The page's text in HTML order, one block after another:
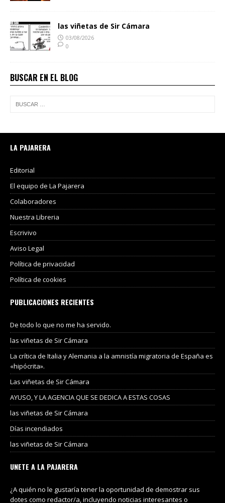
las viñetas de Sir Cámara
03/08/2026
0
BUSCAR EN EL BLOG
LA PAJARERA
Editorial
El equipo de La Pajarera
Colaboradores
Nuestra Libreria
Escrivivo
Aviso Legal
Política de privacidad
Política de cookies
PUBLICACIONES RECIENTES
De todo lo que no me ha servido.
las viñetas de Sir Cámara
La crítica de Italia y Alemania a la amnistía migratoria de España es
«hipócrita».
Las viñetas de Sir Cámara
AYUSO, Y LA AGENCIA QUE SE DEDICA A ESTAS COSAS
las viñetas de Sir Cámara
Días incendiados
las viñetas de Sir Cámara
UNETE A LA PAJARERA
¿A quién no le gustaría tener la oportunidad de demostrar sus
dotes como redactor/a, incluyendo noticias interesantes o